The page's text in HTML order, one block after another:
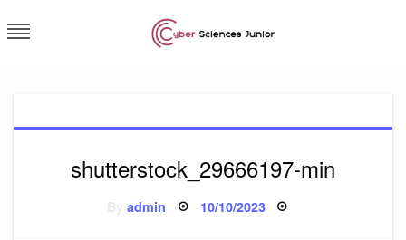
to
shutterstock_29666197-min
Byadmin Posted
10/10/2023